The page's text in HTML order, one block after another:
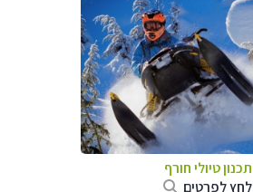
תכנון טיולי חורף
לחץ לפרטים